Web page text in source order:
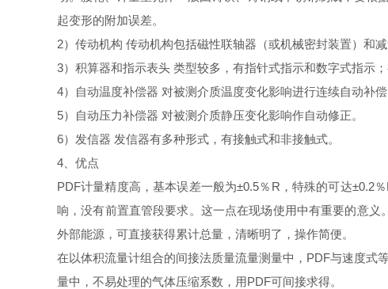
起变形的附加误差。
2）传动机构 传动机构包括磁性联轴器（或机械密封装置）和
3）积算器和指示表头 类型较多，有指针式指示和数字式指示
4）自动温度补偿器 对被测介质温度变化影响进行连续自动补
5）自动压力补偿器 对被测介质静压变化影响作自动修正。
6）发信器 发信器有多种形式，有接触式和非接触式。
4 、优点
PDF计量精度高，基本误差一般为±0.5％ R ，特殊的可达±0.2％
响，没有前置直管段要求。这一点在现场使用中有重要的意义。
外部能源，可直接获得累计总量，清晰明了，操作简便。
在以体积流量计组合的间接法质量流量测量中， PDF与速度式
量中，不易处理的气体压缩系数，用PDF可间接求得。